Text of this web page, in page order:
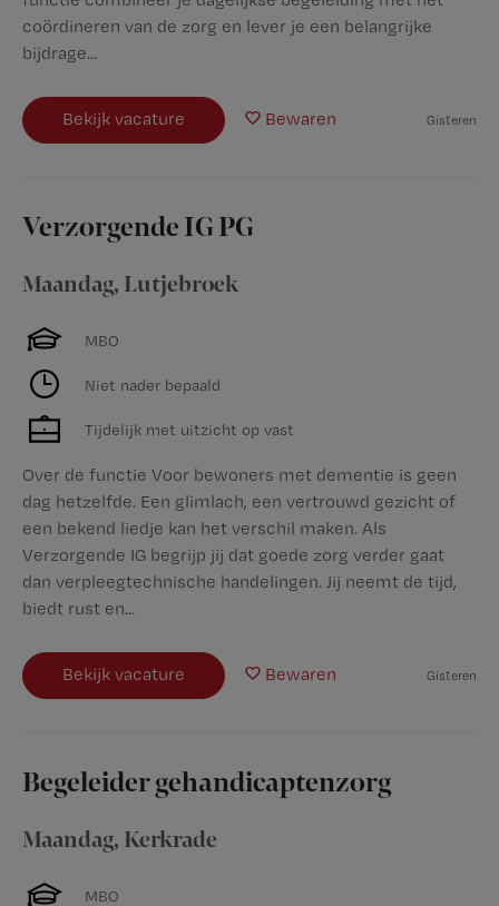
coördineren van de zorg en lever je een belangrijke
bijdrage...
Bekijk vacature Bewaren Gisteren
Verzorgende IG PG
Maandag, Lutjebroek
MBO
Niet nader bepaald
Tijdelijk met uitzicht op vast
Over de functie Voor bewoners met dementie is geen
dag hetzelfde. Een glimlach, een vertrouwd gezicht of
een bekend liedje kan het verschil maken. Als
Verzorgende IG begrijp jij dat goede zorg verder gaat
dan verpleegtechnische handelingen. Jij neemt de tijd,
biedt rust en...
Bekijk vacature Bewaren Gisteren
Begeleider gehandicaptenzorg
Maandag, Kerkrade
MBO